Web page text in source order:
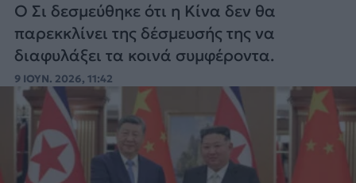
Ο Σι δεσμεύθηκε ότι η Κίνα δεν θα
παρεκκλίνει της δέσμευσής της να
διαφυλάξει τα κοινά συμφέροντα.
9 ΙΟΥΝ. 2026, 11:42